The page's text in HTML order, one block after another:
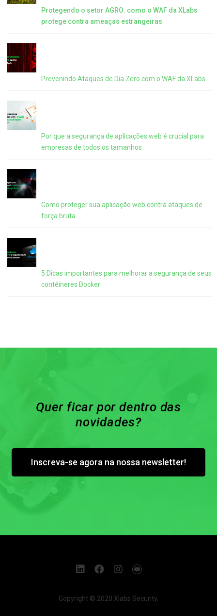
Protegendo o setor AGRO: como o WAF da XLabs
protege contra ameaças estrangeiras
Prevenindo Ataques de Dia Zero com o WAF da XLabs
Por que a segurança de aplicações web é crucial para
empresas de todos os tamanhos
Como proteger sua aplicação web contra ataques de
força bruta
5 Dicas importantes para melhorar a segurança de seus
contêineres Docker
Quer ficar por dentro das
novidades?
Inscreva-se agora na nossa newsletter!
Copyright © 2020 Xlabs Security.